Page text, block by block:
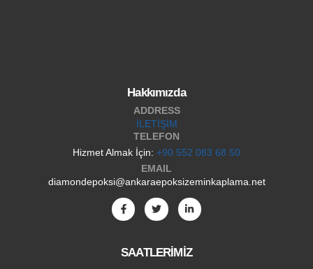
Hakkımızda
ADDRESS
İLETİŞİM
TELEFON
Hizmet Almak İçin: +90 552 083 68 50
EMAIL
diamondepoksi@ankaraepoksizeminkaplama.net
SAATLERİMİZ